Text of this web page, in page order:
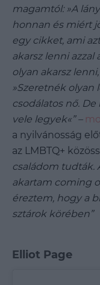
magamtól: »A
honnan és miért
egy cikket, ami
akarsz lenni azzal
olyan akarsz
»Szeretnék olyan
csodálatos nő.
vele legyek«” –
a nyilvánosság
az LMBTQ+
családom tudták.
akartam coming
éreztem, hogy a
sztárok körében”
Elliot Page